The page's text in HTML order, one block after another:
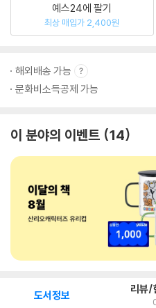
예스24에 팔기
최상 매입가 2,400원
해외배송 가능
문화비소득공제 가능
이 분야의 이벤트 14
도서정보 리뷰/